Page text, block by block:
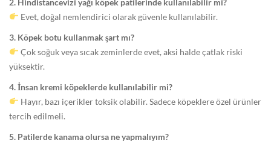
2. Hindistancevizi yağı köpek patilerinde kullanılabilir mi?
Evet, doğal nemlendirici olarak güvenle kullanılabilir.
3. Köpek botu kullanmak şart mı?
Çok soğuk veya sıcak zeminlerde evet, aksi halde çatlak riski
yüksektir.
4. İnsan kremi köpeklerde kullanılabilir mi?
Hayır, bazı içerikler toksik olabilir. Sadece köpeklere özel ürünler
tercih edilmeli.
5. Patilerde kanama olursa ne yapmalıyım?